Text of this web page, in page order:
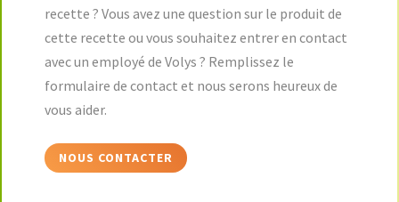
recette ? Vous avez une question sur le produit de
cette recette ou vous souhaitez entrer en contact
avec un employé de Volys ? Remplissez le
formulaire de contact et nous serons heureux de
vous aider.
NOUS CONTACTER